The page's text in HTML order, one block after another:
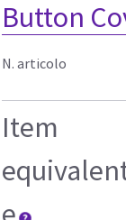
Button
N. articolo
Item